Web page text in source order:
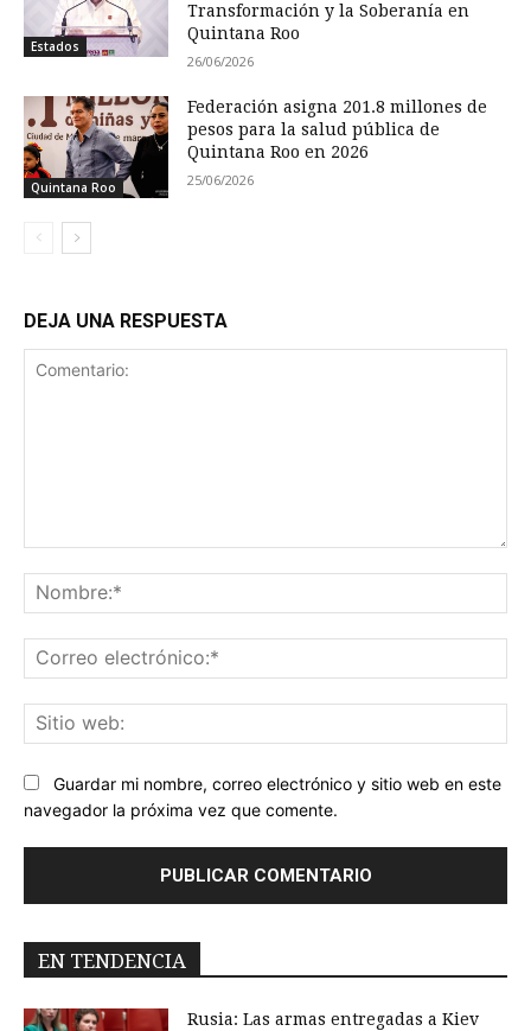
Estados
Transformación y la Soberanía en
Quintana Roo
26/06/2026
Quintana Roo
Federación asigna 201.8 millones de
pesos para la salud pública de
Quintana Roo en 2026
25/06/2026
DEJA UNA RESPUESTA
Guardar mi nombre, correo electrónico y sitio web en este
navegador la próxima vez que comente.
EN TENDENCIA
Rusia: Las armas entregadas a Kiev